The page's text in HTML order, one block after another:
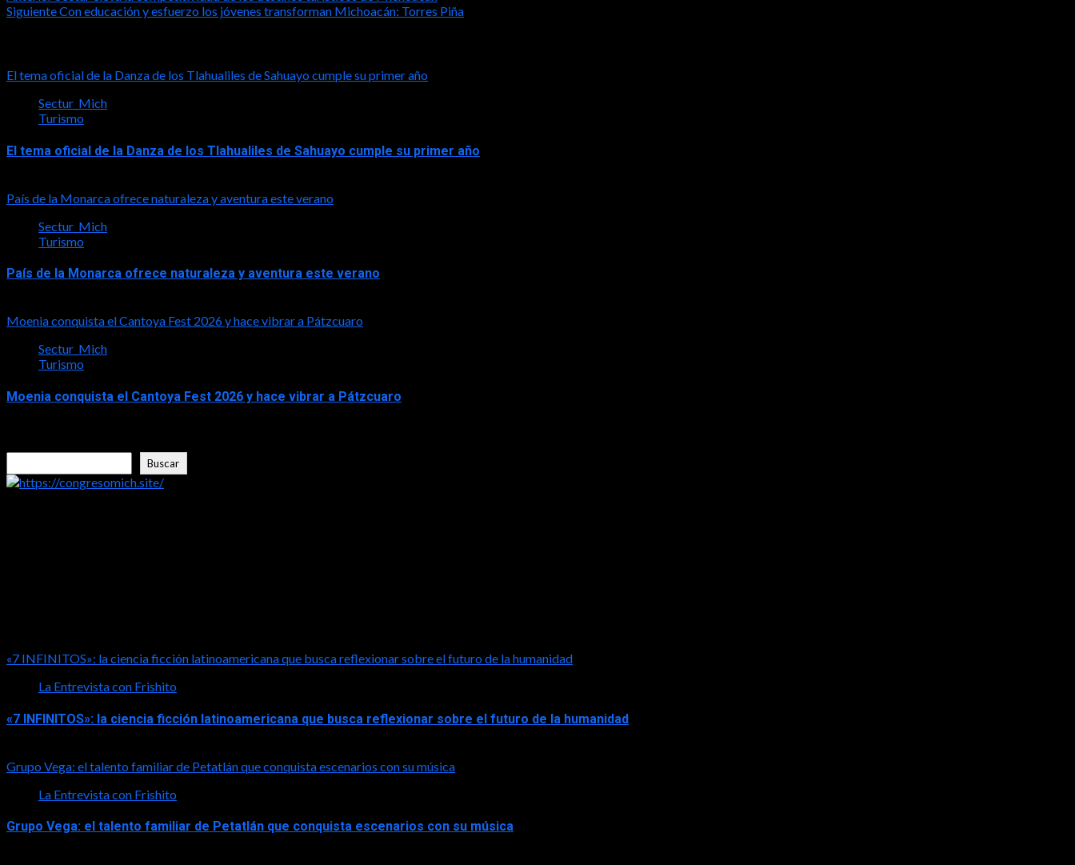
navigation
SiguienteCon educación y esfuerzo los jóvenes transforman Michoacán: Torres Piña
El tema oficial de la Danza de los Tlahualiles de Sahuayo cumple su primer año
Sectur_Mich
Turismo
El tema oficial de la Danza de los Tlahualiles de Sahuayo cumple su primer año
País de la Monarca ofrece naturaleza y aventura este verano
Sectur_Mich
Turismo
País de la Monarca ofrece naturaleza y aventura este verano
Moenia conquista el Cantoya Fest 2026 y hace vibrar a Pátzcuaro
Sectur_Mich
Turismo
Moenia conquista el Cantoya Fest 2026 y hace vibrar a Pátzcuaro
Buscar
«7 INFINITOS»: la ciencia ficción latinoamericana que busca reflexionar sobre el futuro de la humanidad
La Entrevista con Frishito
«7 INFINITOS»: la ciencia ficción latinoamericana que busca reflexionar sobre el futuro de la humanidad
Grupo Vega: el talento familiar de Petatlán que conquista escenarios con su música
La Entrevista con Frishito
Grupo Vega: el talento familiar de Petatlán que conquista escenarios con su música